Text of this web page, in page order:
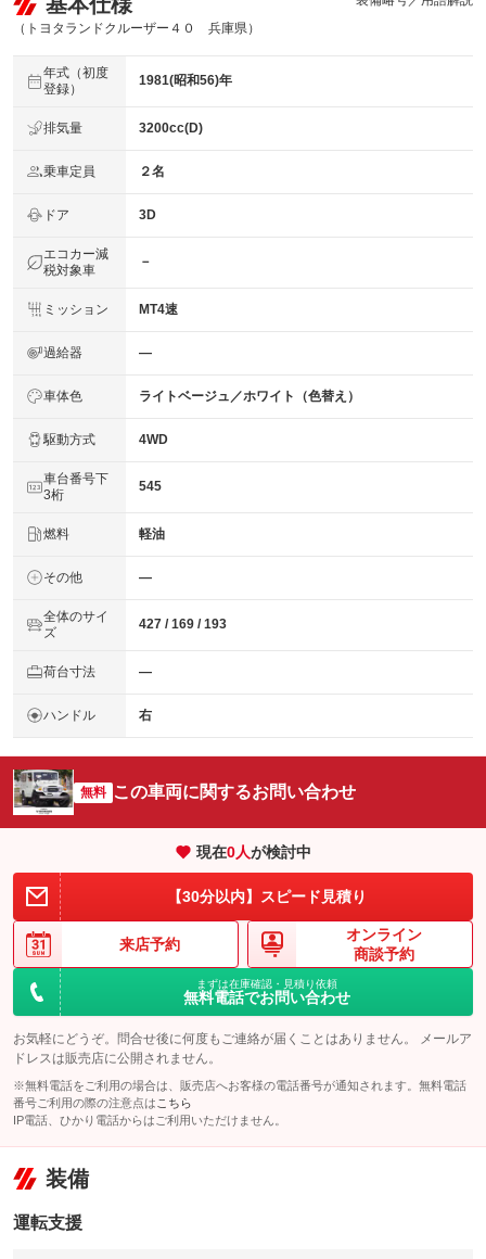
（トヨタランドクルーザー４０ 兵庫県）
年式（初度
登録）
1981(昭和56)年
排気量 3200cc(D)
乗車定員 ２名
ドア 3D
エコカー減
税対象車
－
ミッション MT4速
過給器 ―
車体色 ライトベージュ／ホワイト（色替え）
駆動方式 4WD
車台番号下
3桁
545
燃料 軽油
その他 ―
全体のサイ
ズ
427 / 169 / 193
荷台寸法 ―
ハンドル 右
無料 この車両に関するお問い合わせ
現在0人が検討中
【30分以内】スピード見積り
来店予約
オンライン
商談予約
まずは在庫確認・見積り依頼
無料電話でお問い合わせ
お気軽にどうぞ。問合せ後に何度もご連絡が届くことはありません。 メールア
ドレスは販売店に公開されません。
※無料電話をご利用の場合は、販売店へお客様の電話番号が通知されます。無料電話
番号ご利用の際の注意点は こちら
IP電話、ひかり電話からはご利用いただけません。
装備
運転支援